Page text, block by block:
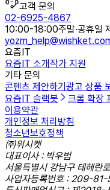
고객 문의
02-6925-4867
10:00-18:00주말·공휴일
요즘IT
요즘IT 소개작가 지원
기타 문의
콘텐츠 제안하기 광고 상품
요즘IT 슬랙봇
크롬 확장
이용약관
개인정보 처리방침
청소년보호정책
㈜위시켓
대표이사 : 박우범
서울특별시 강남구 테헤란
사업자등록번호 : 209-